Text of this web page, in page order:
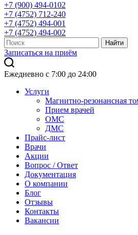
+7 (900) 494-0102
+7 (4752) 712-240
+7 (4752) 494-001
+7 (4752) 494-002
Записаться на приём
Ежедневно с 7:00 до 24:00
Услуги
Магнитно-резонансная
Прием врачей
ОМС
ДМС
Прайс-лист
Врачи
Акции
Вопрос / Ответ
Документация
О компании
Блог
Отзывы
Контакты
Вакансии